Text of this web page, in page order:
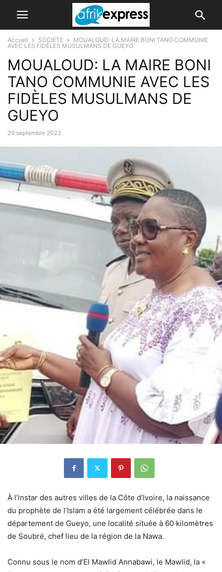
Accueil SOCIETE
MOUALOUD: LA MAIRE BONI TANO COMMUNIE
AVEC LES FIDÈLES MUSULMANS DE GUEYO
MOUALOUD: LA MAIRE BONI
TANO COMMUNIE AVEC LES
FIDÈLES MUSULMANS DE
GUEYO
29 septembre 2023
À l’instar des autres villes de la Côte d’Ivoire, la naissance
du prophète de l’Islam a été largement célébrée dans le
département de Gueyo, une localité située à 60 kilomètres
de Soubré, chef lieu de la région de la Nawa.
Connu sous le nom d’El Mawlid Annabawi, le Mawlid, la «